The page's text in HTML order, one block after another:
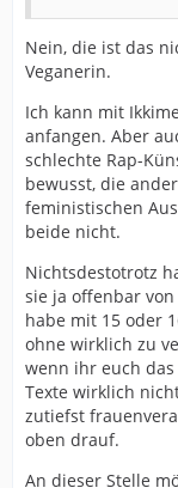
Nein, die ist das
Veganerin.
Ich kann mit
anfangen. Aber
schlechte Rap-
bewusst, die
feministischen
beide nicht.
Nichtsdestotrotz
sie ja offenbar
habe mit 15 oder
ohne wirklich zu
wenn ihr euch
Texte wirklich
zutiefst
oben drauf.
An dieser Stelle